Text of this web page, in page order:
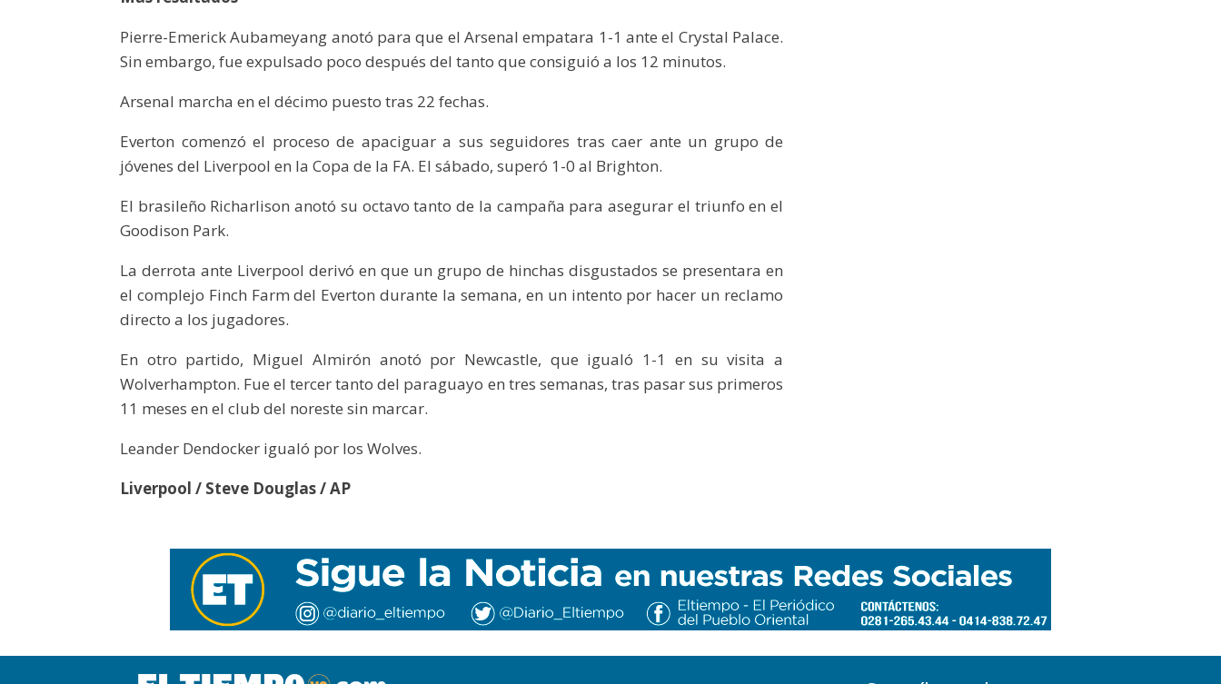
Pierre-Emerick Aubameyang anotó para que el Arsenal empatara 1-1 ante el Crystal Palace.
Sin embargo, fue expulsado poco después del tanto que consiguió a los 12 minutos.
Arsenal marcha en el décimo puesto tras 22 fechas.
Everton comenzó el proceso de apaciguar a sus seguidores tras caer ante un grupo de
jóvenes del Liverpool en la Copa de la FA. El sábado, superó 1-0 al Brighton.
El brasileño Richarlison anotó su octavo tanto de la campaña para asegurar el triunfo en el
Goodison Park.
La derrota ante Liverpool derivó en que un grupo de hinchas disgustados se presentara en
el complejo Finch Farm del Everton durante la semana, en un intento por hacer un reclamo
directo a los jugadores.
En otro partido, Miguel Almirón anotó por Newcastle, que igualó 1-1 en su visita a
Wolverhampton. Fue el tercer tanto del paraguayo en tres semanas, tras pasar sus primeros
11 meses en el club del noreste sin marcar.
Leander Dendocker igualó por los Wolves.
Liverpool / Steve Douglas / AP